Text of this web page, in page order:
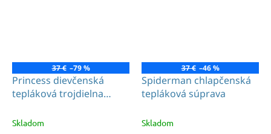
37 € –79 %
Princess dievčenská
tepláková trojdielna
Skladom
37 € –46 %
Spiderman chlapčenská
tepláková súprava
Skladom